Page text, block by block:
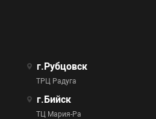
г.Рубцовск
ТРЦ Радуга
г.Бийск
ТЦ Мария-Ра